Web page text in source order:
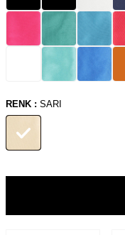
RENK : SARI